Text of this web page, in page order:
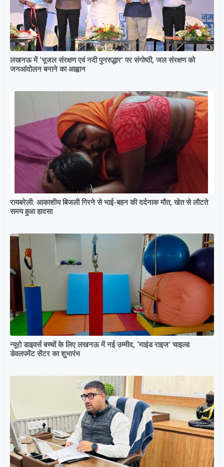
लखनऊ में ‘भूजल संरक्षण एवं नदी पुनरुद्धार’ पर संगोष्ठी, जल संरक्षण को
जनआंदोलन बनाने का आह्वान
रायबरेली: आकाशीय बिजली गिरने से भाई-बहन की दर्दनाक मौत, खेत से लौटते
समय हुआ हादसा
न्यूरो डाइवर्स बच्चों के लिए लखनऊ में नई उम्मीद, ‘माइंड राइज’ चाइल्ड
डेवलपमेंट सेंटर का शुभारंभ